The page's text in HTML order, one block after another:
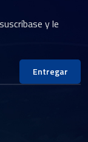
y le
Entregar